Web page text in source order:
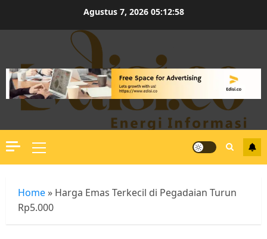
Agustus 7, 2026 05:12:58
Primary
Menu
Home » Harga Emas Terkecil di Pegadaian Turun
Rp5.000